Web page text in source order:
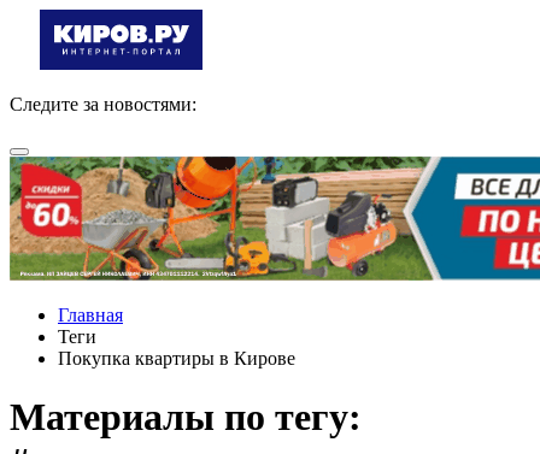
Следите за новостями:
Главная
Теги
Покупка квартиры в Кирове
Материалы по тегу: